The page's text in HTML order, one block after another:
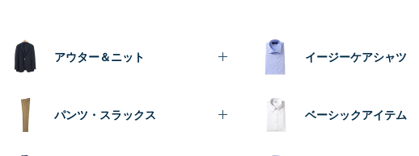
アウター＆ニット
パンツ・スラックス
イージーケアシャツ
ベーシックアイテム